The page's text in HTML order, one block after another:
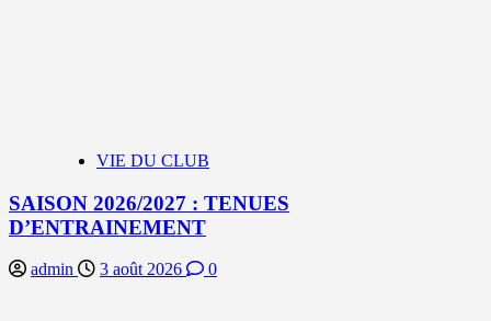
VIE DU CLUB
SAISON 2026/2027 : TENUES
D’ENTRAINEMENT
admin 3 août 2026 0